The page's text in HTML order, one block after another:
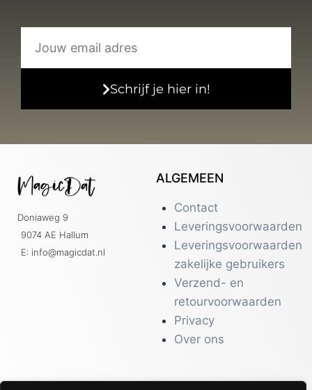
Schrijf je hier in!
Doniaweg 9
9074 AE Hallum
E: info@magicdat.nl
ALGEMEEN
Contact
Leveringsvoorwaarden
Leveringsvoorwaarden
zakelijke gebruikers
Verzend- en
retourvoorwaarden
Privacy
Over ons